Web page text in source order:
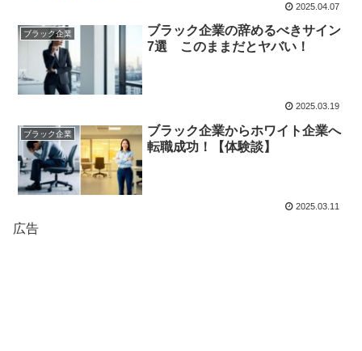
2025.04.07
ブラック企業
ブラック企業の辞めるべきサイン
7選 このままだとヤバい！
2025.03.19
ブラック企業
ブラック企業からホワイト企業へ
転職成功！【体験談】
2025.03.11
広告